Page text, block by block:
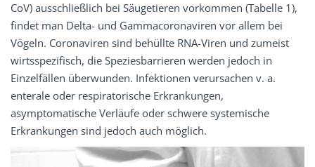
CoV) ausschließlich bei Säugetieren vorkommen (Tabelle 1),
findet man Delta- und Gammacoronaviren vor allem bei
Vögeln. Coronaviren sind behüllte RNA-Viren und zumeist
wirtsspezifisch, die Speziesbarrieren werden jedoch in
Einzelfällen überwunden. Infektionen verursachen v. a.
enterale oder respiratorische Erkrankungen,
asymptomatische Verläufe oder schwere systemische
Erkrankungen sind jedoch auch möglich.